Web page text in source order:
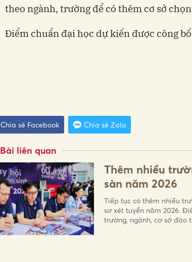
theo ngành, trường để có thêm cơ sở
Điểm chuẩn đại học dự kiến được công
Chia sẻ Facebook Chia sẻ Zalo
Bài liên quan
Thêm nhiều
sàn năm 2026
Tiếp tục có thêm nhiều
sơ xét tuyển năm 2026.
trường, ngành, cơ sở đào